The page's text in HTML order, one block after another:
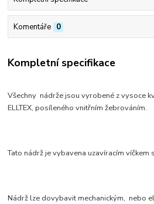
Komentáře 0
Kompletní specifikace
Všechny nádrže jsou vyrobené z vysoce
ELLTEX, posíleného vnitřním žebrováním.
Tato nádrž je vybavena uzavíracím
Nádrž lze dovybavit mechanickým, nebo